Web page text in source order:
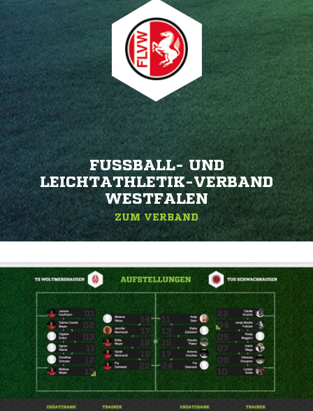
FUSSBALL- UND L
EICHTATHLETIK-VERBAND W
ESTFALEN
ZUM VERBAND